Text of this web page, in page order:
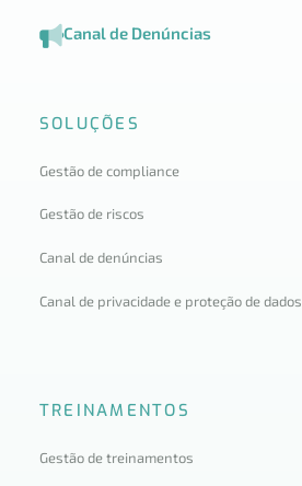
Canal de Denúncias
SOLUÇÕES
Gestão de compliance
Gestão de riscos
Canal de denúncias
Canal de privacidade e proteção de dados
TREINAMENTOS
Gestão de treinamentos